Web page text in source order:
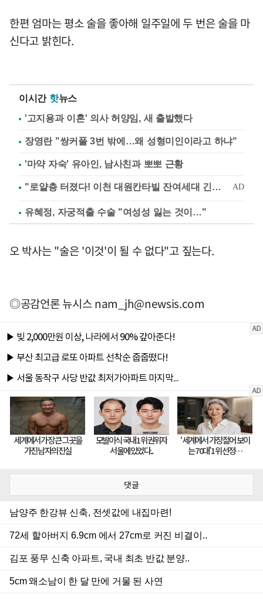
한편 엄마는 평소 술을 좋아해 일주일에 두 번은 술을 마
신다고 밝힌다.
이시간 핫뉴스
'고지용과 이혼' 의사 허양임, 새 출발했다
장영란 "쌍커풀 3번 밖에…왜 성형미인이라고 하냐"
'마약 자숙' 유아인, 남사친과 뽀뽀 근황
유혜정, 자궁적출 수술 "여성성 잃는 것이…"
오 박사는 "술은 '이것'이 될 수 없다"고 짚는다.
◎공감언론 뉴시스nam_jh@newsis.com
댓글